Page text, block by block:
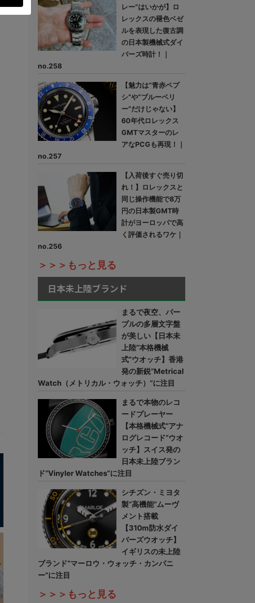
レー”はいかが】ロ
レックスの褪色ベゼ
ルを表現した復古調
の日本製機械式ダイ
バーズ時計！｜
no.258
【魅力は“青赤ペプ
シ”や“ブルーベリ
ー”だけじゃない】
60年代ロレックス
GMTマスターのレ
アなPCGも再現！｜
no.257
【入荷後すぐ売り切
れ！】ロレックスと
同じ操作機能で8万
円の日本製GMT時
計がヨーロッパで高
く評価されるワケ｜
no.256
＞＞＞もっと見る
日本未上陸ブランド
まるで夜空、パー
プルの多層文字盤
が美しい【日本未
上陸“本格機械
式”ウオッチ】香港
発の新鋭“Metrical
Watch（メトリカル・ウォッチ）”に注目
まるで本物のレコ
ードプレーヤー
【本格機械式“アナ
ログレコード”ウオ
ッチ】スイス発の
日本未上陸ブラン
ド“Vinyler Watches”に注目
シチズン・ミヨタ
製“高機能”ムーヴ
メント搭載
【310m防水ダイ
バーズウオッチ】
イギリスの未上陸
ブランド“マーロウ・ウォッチ・カンパニ
ー”に注目
＞＞＞もっと見る